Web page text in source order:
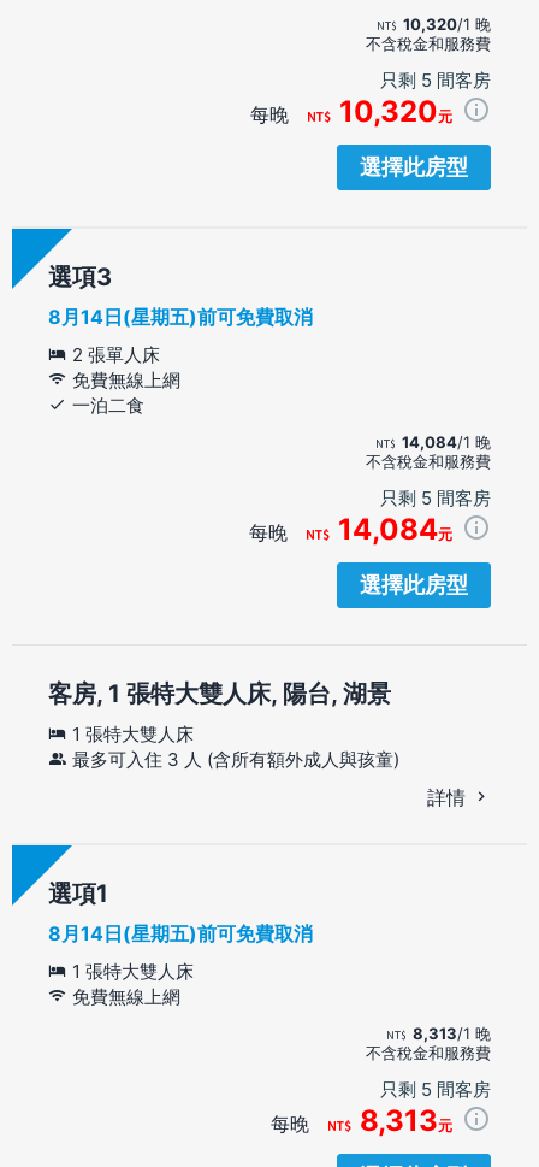
10,320/1 晚
不含稅金和服務費
只剩 5 間客房
每晚 10,320元
選擇此房型
選項
8月14日(星期五)前可免費取消
2 張單人床
免費無線上網
一泊二食
14,084/1 晚
不含稅金和服務費
只剩 5 間客房
每晚 14,084元
選擇此房型
客房, 1 張特大雙人床, 陽台, 湖景
1 張特大雙人床
最多可入住 3 人 (含所有額外成人與孩童)
詳情
選項
8月14日(星期五)前可免費取消
1 張特大雙人床
免費無線上網
8,313/1 晚
不含稅金和服務費
只剩 5 間客房
每晚 8,313元